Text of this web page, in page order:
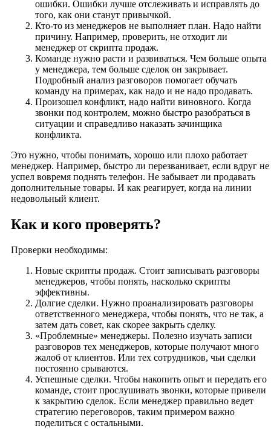
ошибки. Ошибки лучше отслеживать и исправлять до
того, как они станут привычкой.
Кто-то из менеджеров не выполняет план. Надо найти
причину. Например, проверить, не отходит ли
менеджер от скрипта продаж.
Команде нужно расти и развиваться. Чем больше опыта
у менеджера, тем больше сделок он закрывает.
Подробный анализ разговоров помогает обучать
команду на примерах, как надо и не надо продавать.
Произошел конфликт, надо найти виновного. Когда
звонки под контролем, можно быстро разобраться в
ситуации и справедливо наказать зачинщика
конфликта.
Это нужно, чтобы понимать, хорошо или плохо работает
менеджер. Например, быстро ли перезванивает, если вдруг не
успел вовремя поднять телефон. Не забывает ли продавать
дополнительные товары. И как реагирует, когда на линии
недовольный клиент.
Как и кого проверять?
Проверки необходимы:
Новые скрипты продаж. Стоит записывать разговоры
менеджеров, чтобы понять, насколько скрипты
эффективны.
Долгие сделки. Нужно проанализировать разговоры
ответственного менеджера, чтобы понять, что не так, а
затем дать совет, как скорее закрыть сделку.
«Проблемные» менеджеры. Полезно изучать записи
разговоров тех менеджеров, которые получают много
жалоб от клиентов. Или тех сотрудников, чьи сделки
постоянно срываются.
Успешные сделки. Чтобы накопить опыт и передать его
команде, стоит прослушивать звонки, которые привели
к закрытию сделок. Если менеджер правильно ведет
стратегию переговоров, таким примером важно
поделиться с остальными.